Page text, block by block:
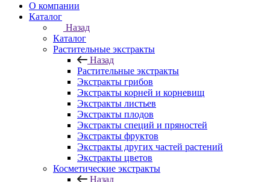
О компании
Каталог
Назад
Каталог
Растительные экстракты
Назад
Растительные экстракты
Экстракты грибов
Экстракты корней и корневищ
Экстракты листьев
Экстракты плодов
Экстракты специй и пряностей
Экстракты фруктов
Экстракты других частей растений
Экстракты цветов
Косметические экстракты
Назад